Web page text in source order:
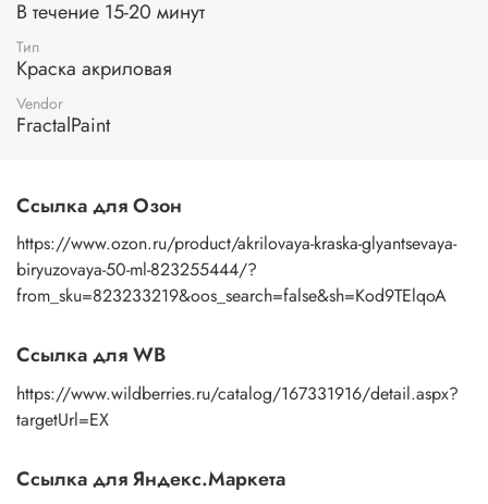
В течение 15-20 минут
Тип
Краска акриловая
Vendor
FractalPaint
Ссылка для Озон
https://www.ozon.ru/product/akrilovaya-kraska-glyantsevaya-
biryuzovaya-50-ml-823255444/?
from_sku=823233219&oos_search=false&sh=Kod9TElqoA
Ссылка для WB
https://www.wildberries.ru/catalog/167331916/detail.aspx?
targetUrl=EX
Ссылка для Яндекс.Маркета